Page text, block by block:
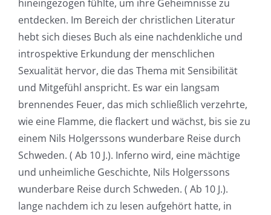
hineingezogen fühlte, um ihre Geheimnisse zu
entdecken. Im Bereich der christlichen Literatur
hebt sich dieses Buch als eine nachdenkliche und
introspektive Erkundung der menschlichen
Sexualität hervor, die das Thema mit Sensibilität
und Mitgefühl anspricht. Es war ein langsam
brennendes Feuer, das mich schließlich verzehrte,
wie eine Flamme, die flackert und wächst, bis sie zu
einem Nils Holgerssons wunderbare Reise durch
Schweden. ( Ab 10 J.). Inferno wird, eine mächtige
und unheimliche Geschichte, Nils Holgerssons
wunderbare Reise durch Schweden. ( Ab 10 J.).
lange nachdem ich zu lesen aufgehört hatte, in